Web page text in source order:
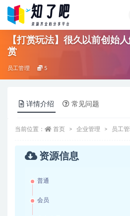
【打赏玩法】很久以前创始
赏
员工管理 5
详情介绍 常见问题
当前位置： 首页 企业管理 员工
资源信息
普通
会员
全部